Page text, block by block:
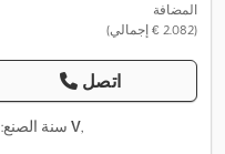
المضافة
(‏2.082 € إجمالي)
اتصل
سنة الصنع: 80 V,